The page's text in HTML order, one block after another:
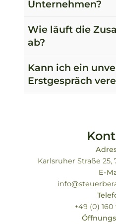
Unternehmen?
Wie läuft die
ab?
Kann ich ein
Erstgespräch
Karlsruher Straße
E-
+49 (0) 160